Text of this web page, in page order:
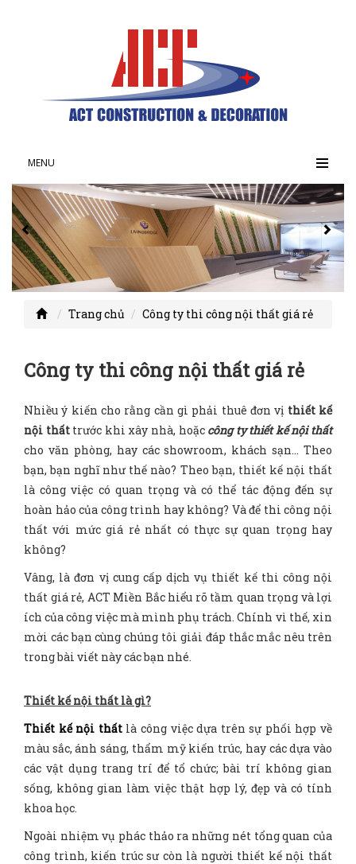
MENU
Trang chủ Công ty thi công nội thất giá rẻ
Công ty thi công nội thất giá rẻ
Nhiều ý kiến cho rằng cần gì phải thuê đơn vị thiết kế
nội thấttrước khi xây nhà, hoặc công ty thiết kế nội thất
cho văn phòng, hay các showroom, khách sạn… Theo
bạn, bạn nghĩ như thế nào? Theo bạn, thiết kế nội thất
là công việc có quan trọng và có thể tác động đến sự
hoàn hảo của công trình hay không? Và để thi công nội
thất với mức giá rẻ nhất có thực sự quan trọng hay
không?
Vâng, là đơn vị cung cấp dịch vụ thiết kế thi công nội
thất giá rẻ, ACT Miền Bắc hiểu rõ tầm quan trọng và lợi
ích của công việc mà mình phụ trách. Chính vì thế, xin
mời các bạn cùng chúng tôi giải đáp thắc mắc nêu trên
trong bài viết này các bạn nhé.
Thiết kế nội thất là gì?
Thiết kế nội thất là công việc dựa trên sự phối hợp về
màu sắc, ánh sáng, thẩm mỹ kiến trúc, hay các dựa vào
các vật dụng trang trí để tổ chức; bài trí không gian
sống, không gian làm việc thật hợp lý, đẹp và có tính
khoa học.
Ngoài nhiệm vụ phác thảo ra những nét tổng quan của
công trình, kiến trúc sư còn là người thiết kế nội thất